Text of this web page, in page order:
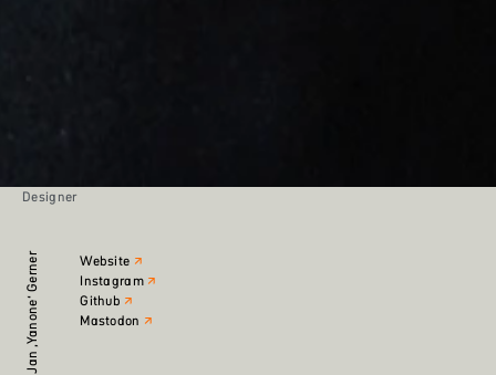
Designer
Jan ‚Yanone‘ Gerner
Website
Instagram
Github
Mastodon